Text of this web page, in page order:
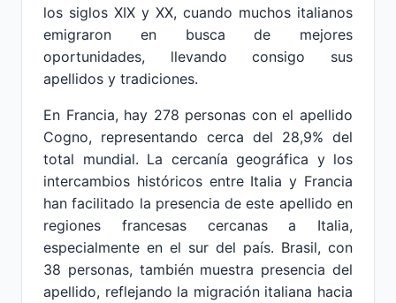
los siglos XIX y XX, cuando muchos italianos
emigraron en busca de mejores
oportunidades, llevando consigo sus
apellidos y tradiciones.
En Francia, hay 278 personas con el apellido
Cogno, representando cerca del 28,9% del
total mundial. La cercanía geográfica y los
intercambios históricos entre Italia y Francia
han facilitado la presencia de este apellido en
regiones francesas cercanas a Italia,
especialmente en el sur del país. Brasil, con
38 personas, también muestra presencia del
apellido, reflejando la migración italiana hacia